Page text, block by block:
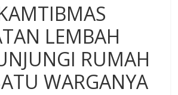
LEMBAH
RUMAH
WARGANYA